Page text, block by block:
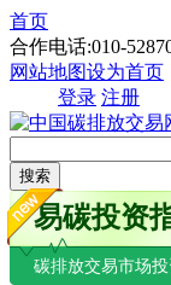
首页
合作电话:010-
网站地图设为首页
登录 注册
搜索
易碳投资
碳排放交易市场